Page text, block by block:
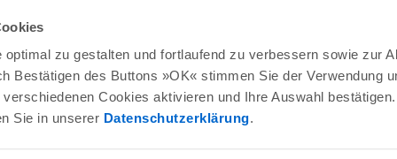
zu gestalten und fortlaufend zu verbessern sowie zur
Bestätigen des Buttons »OK« stimmen Sie der Verwendung
Cookies aktivieren und Ihre Auswahl bestätigen.
Sie in unserer Datenschutzerklärung.